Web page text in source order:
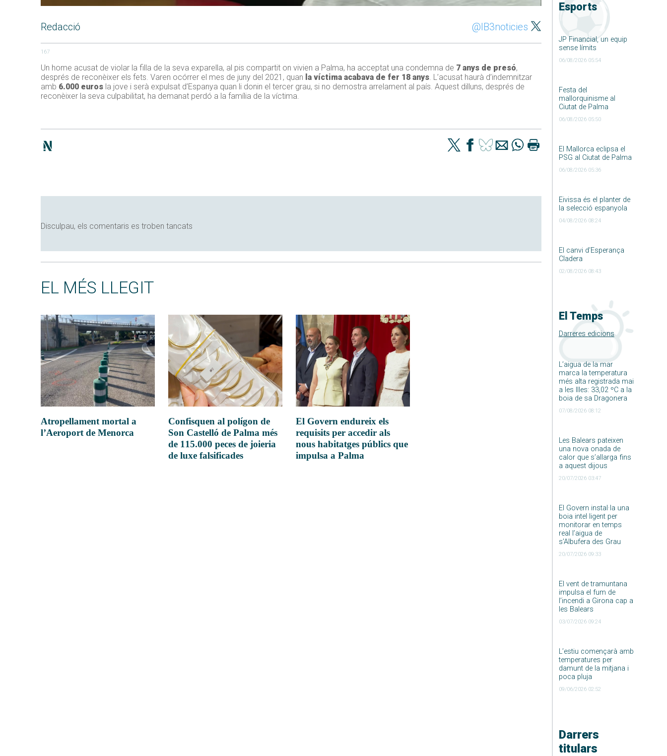
Esports
JP Financial, un equip
sense límits
06/08/2026 05:54
Festa del
mallorquinisme al
Ciutat de Palma
06/08/2026 05:50
El Mallorca eclipsa el
PSG al Ciutat de Palma
06/08/2026 05:36
Eivissa és el planter de
la selecció espanyola
04/08/2026 08:24
El canvi d’Esperança
Cladera
02/08/2026 08:43
El Temps
Darreres edicions
L’aigua de la mar
marca la temperatura
més alta registrada mai
a les Illes: 33,02 ºC a la
boia de sa Dragonera
07/08/2026 08:12
Les Balears pateixen
una nova onada de
calor que s’allarga fins
a aquest dijous
20/07/2026 03:47
El Govern instal·la una
boia intel·ligent per
monitorar en temps
real l’aigua de
s’Albufera des Grau
20/07/2026 09:33
El vent de tramuntana
impulsa el fum de
l’incendi a Girona cap a
les Balears
03/07/2026 09:24
L’estiu començarà amb
temperatures per
damunt de la mitjana i
poca pluja
09/06/2026 02:52
Darrers
titulars
Redacció @IB3noticies
167
Un home acusat de violar la filla de la seva exparella, al pis compartit on vivien a Palma, ha acceptat una condemna de 7 anys de presó,
després de reconèixer els fets. Varen ocórrer el mes de juny del 2021, quan la víctima acabava de fer 18 anys. L’acusat haurà d’indemnitzar
amb 6.000 euros la jove i serà expulsat d’Espanya quan li donin el tercer grau, si no demostra arrelament al país. Aquest dilluns, després de
reconèixer la seva culpabilitat, ha demanat perdó a la família de la víctima.
Disculpau, els comentaris es troben tancats
EL MÉS LLEGIT
Atropellament mortal a
l’Aeroport de Menorca
Confisquen al polígon de
Son Castelló de Palma més
de 115.000 peces de joieria
de luxe falsificades
El Govern endureix els
requisits per accedir als
nous habitatges públics que
impulsa a Palma